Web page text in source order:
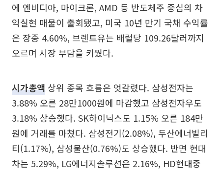
에 엔비디아, 마이크론, AMD 등 반도체주 중심의 차
익실현 매물이 출회됐고, 미국 10년 만기 국채 수익률
은 장중 4.60%, 브렌트유는 배럴당 109.26달러까지
오르며 시장 부담을 키웠다.
시가총액 상위 종목 흐름은 엇갈렸다. 삼성전자는
3.88% 오른 28만1000원에 마감했고 삼성전자우도
3.18% 상승했다. SK하이닉스도 1.15% 오른 184만
원에 거래를 마쳤다. 삼성전기(2.08%), 두산에너빌리
티(1.17%), 삼성물산(0.76%)도 상승했다. 반면 현대
차는 5.29%, LG에너지솔루션은 2.16%, HD현대중